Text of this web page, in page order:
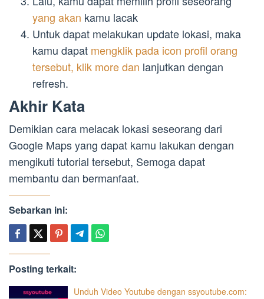
yang akan kamu lacak
Untuk dapat melakukan update lokasi, maka
kamu dapat mengklik pada icon profil orang
tersebut, klik more dan lanjutkan dengan
refresh.
Akhir Kata
Demikian cara melacak lokasi seseorang dari
Google Maps yang dapat kamu lakukan dengan
mengikuti tutorial tersebut, Semoga dapat
membantu dan bermanfaat.
Sebarkan ini:
Posting terkait:
Unduh Video Youtube dengan ssyoutube.com: